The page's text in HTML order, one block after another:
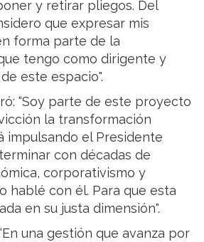
y retirar pliegos. Del
que expresar mis
forma parte de la
tengo como dirigente y
este espacio".
“Soy parte de este proyecto
la transformación
impulsando el Presidente
con décadas de
corporativismo y
hablé con él. Para que esta
en su justa dimensión".
una gestión que avanza por